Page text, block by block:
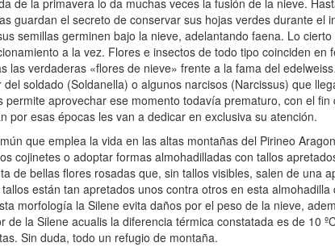
de la primavera lo da muchas veces la fusión de la nieve.
guardan el secreto de conservar sus hojas verdes durante el
semillas germinen bajo la nieve, adelantando faena. Lo
a la vez. Flores e insectos de todo tipo coinciden
las verdaderas «flores de nieve» frente a la fama del
soldado (Soldanella) o algunos narcisos (Narcissus) que
permite aprovechar ese momento todavía prematuro, con el
por esas épocas les van a dedicar en exclusiva su atención.
que emplea la vida en las altas montañas del Pirineo
cojinetes o adoptar formas almohadilladas con tallos
de bellas flores rosadas que, sin tallos visibles, salen de una
están tan apretados unos contra otros en esta
morfología la Silene evita daños por el peso de la nieve,
de la Silene acualis la diferencia térmica constatada es de 10
Sin duda, todo un refugio de montaña.